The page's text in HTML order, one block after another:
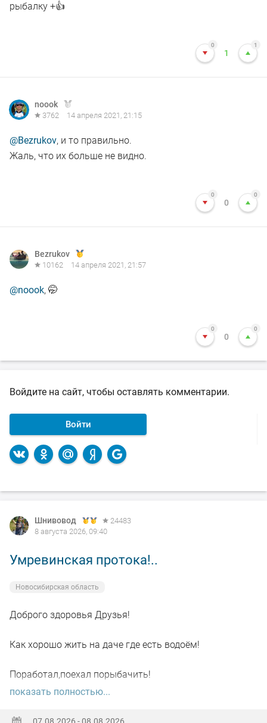
рыбалку +👍
0
1
1
noook
3762 14 апреля 2021, 21:15
@Bezrukov, и то правильно.
Жаль, что их больше не видно.
0
0
0
Bezrukov
10162 14 апреля 2021, 21:57
@noook, 🤭
0
0
0
Войдите на сайт, чтобы оставлять комментарии.
Войти
Шнивовод
24483
8 августа 2026, 09:40
Умревинская протока!..
Новосибирская область
Доброго здоровья Друзья!
Как хорошо жить на даче где есть водоём!
Поработал,поехал порыбачить!
поработал"цирюльником" 😂в теплицах!
показать полностью...